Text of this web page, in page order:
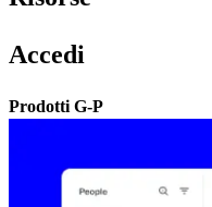
Accedi​​
Prodotti G-P​​